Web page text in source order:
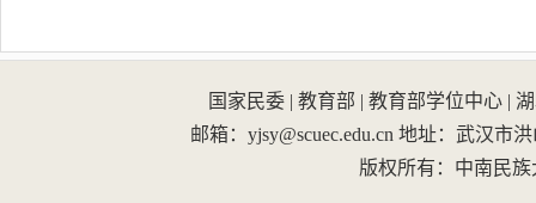
国家民委 | 教育部 | 教育部学位中心 |
邮箱：yjsy@scuec.edu.cn 地址：武汉市洪
版权所有：中南民